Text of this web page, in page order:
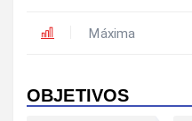
Máxima
OBJETIVOS